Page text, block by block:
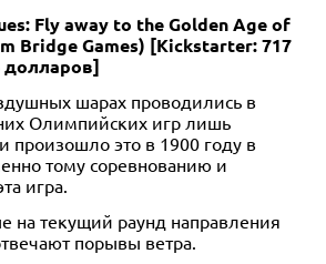
Fly away to the Golden Age of
Bridge Games) [Kickstarter: 717
долларов]
шарах проводились в
Олимпийских игр лишь
произошло это в 1900 году в
тому соревнованию и
игра.
на текущий раунд направления
порывы ветра.